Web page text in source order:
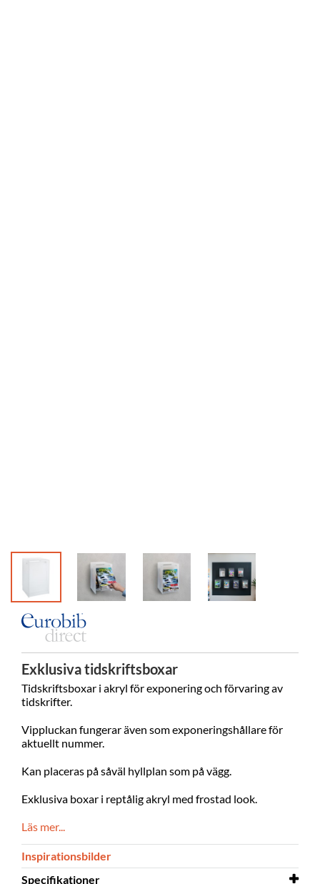
Exklusiva tidskriftsboxar
Tidskriftsboxar i akryl för exponering och förvaring av
tidskrifter.
Vippluckan fungerar även som exponeringshållare för
aktuellt nummer.
Kan placeras på såväl hyllplan som på vägg.
Exklusiva boxar i reptålig akryl med frostad look.
Läs mer...
Inspirationsbilder
Specifikationer